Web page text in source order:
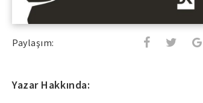
Paylaşım:
Yazar Hakkında: